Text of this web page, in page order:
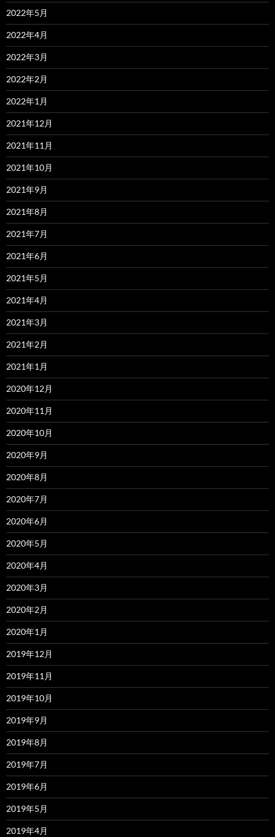
2022年5月
2022年4月
2022年3月
2022年2月
2022年1月
2021年12月
2021年11月
2021年10月
2021年9月
2021年8月
2021年7月
2021年6月
2021年5月
2021年4月
2021年3月
2021年2月
2021年1月
2020年12月
2020年11月
2020年10月
2020年9月
2020年8月
2020年7月
2020年6月
2020年5月
2020年4月
2020年3月
2020年2月
2020年1月
2019年12月
2019年11月
2019年10月
2019年9月
2019年8月
2019年7月
2019年6月
2019年5月
2019年4月